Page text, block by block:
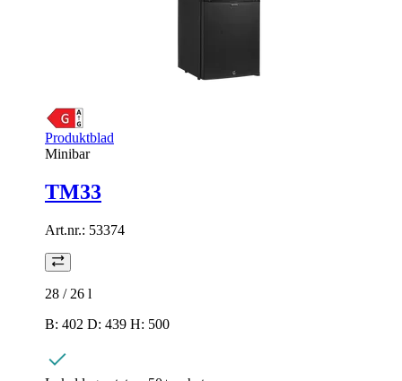
Produktblad
Minibar
TM33
Art.nr.: 53374
28 / 26 l
B: 402 D: 439 H: 500